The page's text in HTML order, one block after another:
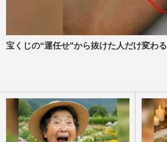
宝くじの“運任せ”から抜けた人だけ変わる